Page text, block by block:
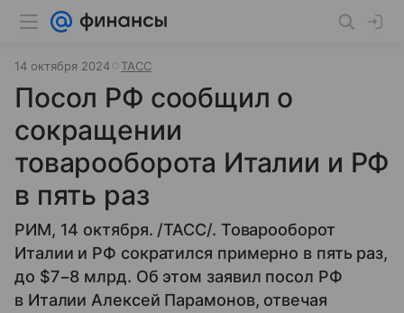
14 октября 2024 ТАСС
Посол РФ сообщил о
сокращении
товарооборота Италии и РФ
в пять раз
РИМ, 14 октября. /ТАСС/. Товарооборот
Италии и РФ сократился примерно в пять раз,
до $7−8 млрд. Об этом заявил посол РФ
в Италии Алексей Парамонов, отвечая